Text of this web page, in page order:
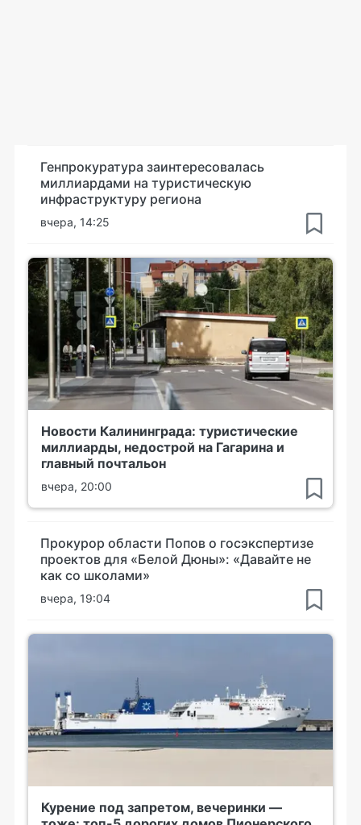
Генпрокуратура заинтересовалась
миллиардами на туристическую
инфраструктуру региона
вчера, 14:25
Новости Калининграда: туристические
миллиарды, недострой на Гагарина и
главный почтальон
вчера, 20:00
Прокурор области Попов о госэкспертизе
проектов для «Белой Дюны»: «Давайте не
как со школами»
вчера, 19:04
Курение под запретом, вечеринки —